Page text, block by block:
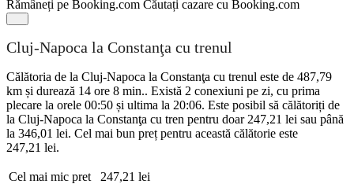
Rămâneți pe Booking.com Căutați cazare cu Booking.com
Cluj-Napoca la Constanţa cu trenul
Călătoria de la Cluj-Napoca la Constanţa cu trenul este de 487,79
km și durează 14 ore 8 min.. Există 2 conexiuni pe zi, cu prima
plecare la orele 00:50 și ultima la 20:06. Este posibil să călătoriți de
la Cluj-Napoca la Constanţa cu tren pentru doar 247,21 lei sau până
la 346,01 lei. Cel mai bun preț pentru această călătorie este
247,21 lei.
Cel mai mic pret
247,21 lei